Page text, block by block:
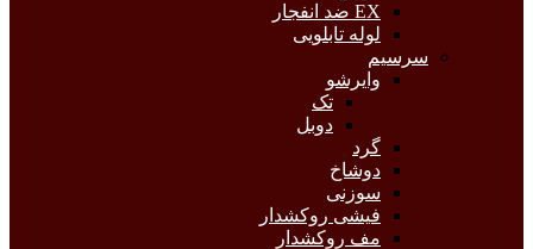
EX ضد انفجار
لوله تابلویی
سرسیم
وایرشو
تک
دوبل
گرد
دوشاخ
سوزنی
فیشی روکشدار
مف روکشدار